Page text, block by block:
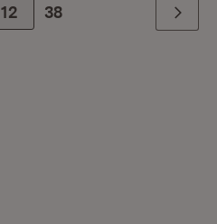
Zur Seite
12 38 Weiter